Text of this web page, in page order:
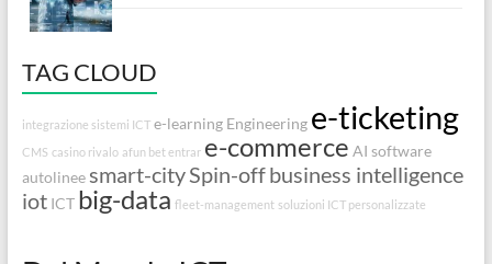
TAG CLOUD
integrazione sistemi ICT e-learning Engineering e-ticketing
CMS casino rivalo afun bet entrar e-commerce AI software
autolineesmart-citySpin-offbusiness intelligence
iot ICT big-data fleet-management soluzioni ICT personalizzate